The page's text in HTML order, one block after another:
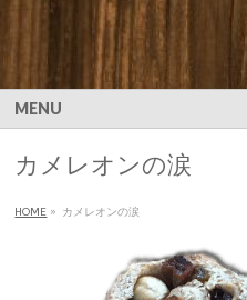
MENU
カメレオンの涙
HOME » カメレオンの涙